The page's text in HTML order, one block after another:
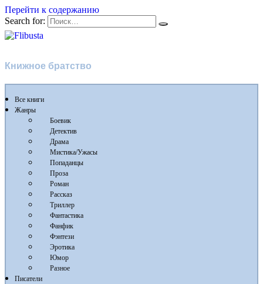
Перейти к содержанию
Search for:
Книжное братство
Все книги
Жанры
Боевик
Детектив
Драма
Мистика/Ужасы
Попаданцы
Проза
Роман
Рассказ
Триллер
Фантастика
Фанфик
Фэнтези
Эротика
Юмор
Разное
Писатели